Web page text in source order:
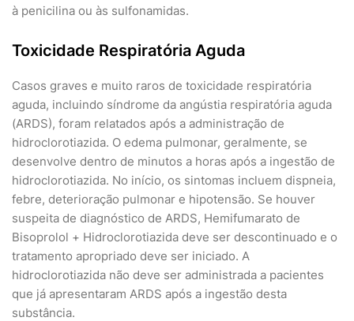
à penicilina ou às sulfonamidas.
Toxicidade Respiratória Aguda
Casos graves e muito raros de toxicidade respiratória
aguda, incluindo síndrome da angústia respiratória aguda
(ARDS), foram relatados após a administração de
hidroclorotiazida. O edema pulmonar, geralmente, se
desenvolve dentro de minutos a horas após a ingestão de
hidroclorotiazida. No início, os sintomas incluem dispneia,
febre, deterioração pulmonar e hipotensão. Se houver
suspeita de diagnóstico de ARDS, Hemifumarato de
Bisoprolol + Hidroclorotiazida deve ser descontinuado e o
tratamento apropriado deve ser iniciado. A
hidroclorotiazida não deve ser administrada a pacientes
que já apresentaram ARDS após a ingestão desta
substância.